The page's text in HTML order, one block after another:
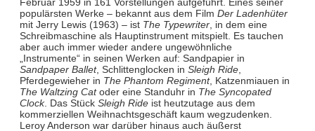
populärsten Werke – bekannt aus dem Film Der Ladenhüter
mit Jerry Lewis (1963) – ist The Typewriter, in dem eine
Schreibmaschine als Hauptinstrument mitspielt. Es tauchen
aber auch immer wieder andere ungewöhnliche
„Instrumente“ in seinen Werken auf: Sandpapier in
Sandpaper Ballet, Schlittenglocken in Sleigh Ride,
Pferdegewieher in The Phantom Regiment, Katzenmiauen in
The Waltzing Catoder eine Standuhr in The Syncopated
Clock. Das Stück Sleigh Rideist heutzutage aus dem
kommerziellen Weihnachtsgeschäft kaum wegzudenken.
Leroy Anderson war darüber hinaus auch äußerst